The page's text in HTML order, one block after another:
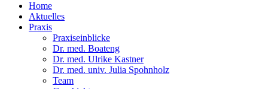
Home
Aktuelles
Praxis
Praxiseinblicke
Dr. med. Boateng
Dr. med. Ulrike Kastner
Dr. med. univ. Julia Spohnholz
Team